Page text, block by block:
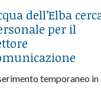
dell’Elba
per il
temporaneo in